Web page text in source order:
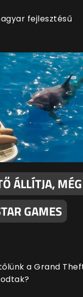
fejlesztésű
ÁLLÍTJA, MÉG
GAMES
a Grand